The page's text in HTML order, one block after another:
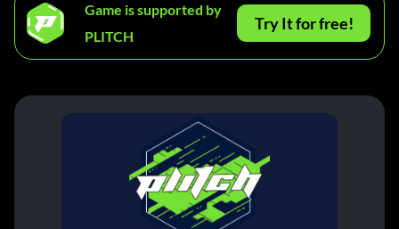
Game is supported by
PLITCH
Try It for free!